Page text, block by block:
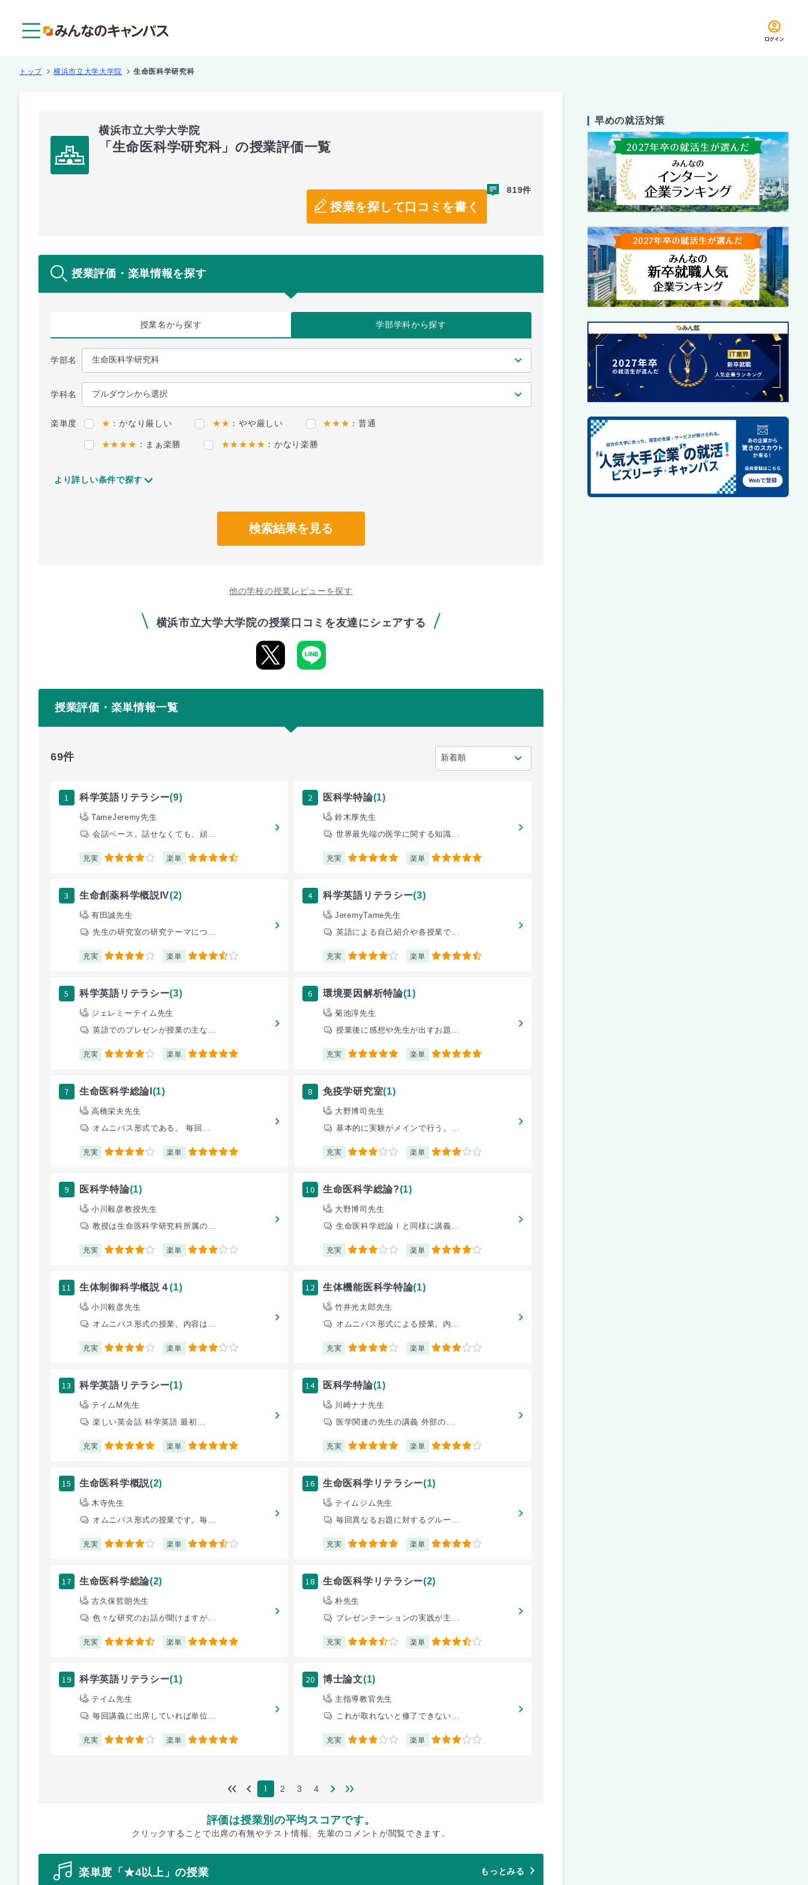
ログイン
トップ 横浜市立大学大学院 生命医科学研究科
横浜市立大学大学院
「生命医科学研究科」の授業評価一覧
授業を探して口コミを書く
819件
授業評価・楽単情報を探す
授業名から探す 学部学科から探す
学部名
学科名
楽単度 ★ ：かなり厳しい ★★ ：やや厳しい ★★★ ：普通
★★★★ ：まぁ楽勝 ★★★★★ ：かなり楽勝
より詳しい条件で探す
検索結果を見る
他の学校の授業レビューを探す
横浜市立大学大学院の授業口コミを友達にシェアする
授業評価・楽単情報一覧
69件
1 科学英語リテラシー(9)
TameJeremy先生
会話ベース。話せなくても、頑...
充実 4 楽単 4.5
2 医科学特論(1)
鈴木厚先生
世界最先端の医学に関する知識...
充実 5 楽単 5
3 生命創薬科学概説IV(2)
有田誠先生
先生の研究室の研究テーマにつ...
充実 4 楽単 3.5
4 科学英語リテラシー(3)
JeremyTame先生
英語による自己紹介や各授業で...
充実 4 楽単 4.5
5 科学英語リテラシー(3)
ジェレミーテイム先生
英語でのプレゼンが授業の主な...
充実 4 楽単 5
6 環境要因解析特論(1)
菊池淳先生
授業後に感想や先生が出すお題...
充実 5 楽単 5
7 生命医科学総論I (1)
高橋栄夫先生
オムニバス形式である。 毎回...
充実 4 楽単 5
8 免疫学研究室(1)
大野博司先生
基本的に実験がメインで行う。...
充実 3 楽単 3
9 医科学特論(1)
小川毅彦教授先生
教授は生命医科学研究科所属の...
充実 4 楽単 3
10 生命医科学総論?(1)
大野博司先生
生命医科学総論Ⅰと同様に講義...
充実 3 楽単 4
11 生体制御科学概説４(1)
小川毅彦先生
オムニバス形式の授業。内容は...
充実 4 楽単 3
12 生体機能医科学特論(1)
竹井光太郎先生
オムニバス形式による授業。内...
充実 4 楽単 3
13 科学英語リテラシー(1)
テイムM先生
楽しい英会話 科学英語 最初...
充実 5 楽単 5
14 医科学特論(1)
川崎ナナ先生
医学関連の先生の講義 外部の...
充実 5 楽単 4
15 生命医科学概説(2)
木寺先生
オムニバス形式の授業です。毎...
充実 4 楽単 3.5
16 生命医科学リテラシー(1)
テイムジム先生
毎回異なるお題に対するグルー...
充実 5 楽単 4
17 生命医科学総論(2)
古久保哲朗先生
色々な研究のお話が聞けますが...
充実 4.5 楽単 5
18 生命医科学リテラシー(2)
朴先生
プレゼンテーションの実践が主...
充実 3.5 楽単 3.5
19 科学英語リテラシー(1)
テイム先生
毎回講義に出席していれば単位...
充実 4 楽単 5
20 博士論文(1)
主指導教官先生
これが取れないと修了できない...
充実 3 楽単 3
1 2 3 4
評価は授業別の平均スコアです。
クリックすることで出席の有無やテスト情報、先輩のコメントが閲覧できます。
楽単度「★4以上」の授業 もっとみる
早めの就活対策